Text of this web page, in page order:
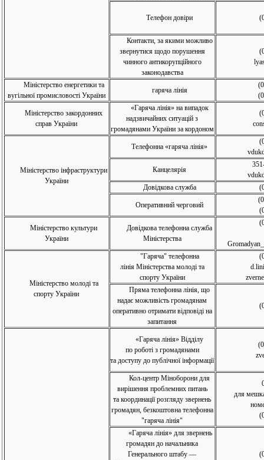
Телефон довіри
Контакти, за якими можливо
звернутися щодо порушення
чинного антикорупційного
законодавства
Міністерство енергетики та
вугільної промисловості України
гаряча лінія
Міністерство закордонних
справ України
«Гаряча лінія» на випадок
надзвичайних ситуацій з
громадянами України за кордоном
Міністерство інфраструктури
України
Телефонна «гаряча лінія»
Канцелярія
Довідкова служба
Оперативний черговий
Міністерство культури
України
Довідкова телефонна служба
Міністерства
Міністерство молоді та
спорту України
"Гаряча" телефонна
лінія Міністерства молоді та
спорту України
Пряма телефонна лінія, що
надає можливість громадянам
оперативно отримати відповіді на
запитання
«Гаряча лінія» Відділу
по роботі з громадянами
та доступу до публічної інформації
Кол-центр Міноборони для
вирішення проблемних питань
та координації розгляду звернень
громадян, безкоштовна телефонна
"гаряча лінія"
для
«Гаряча лінія» для звернень
громадян до начальника
Генерального штабу —